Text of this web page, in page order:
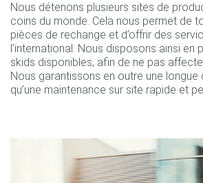
Nous détenons plusieurs sites de
coins du monde. Cela nous permet de
pièces de rechange et d’offrir des
l’international. Nous disposons ainsi en
skids disponibles, afin de ne pas
Nous garantissons en outre une longue
qu’une maintenance sur site rapide et